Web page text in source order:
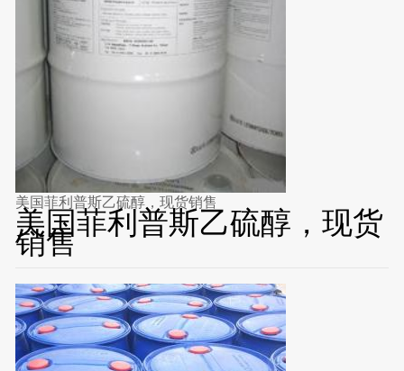
美国菲利普斯乙硫醇，现货销售
美国菲利普斯乙硫醇，现货
销售